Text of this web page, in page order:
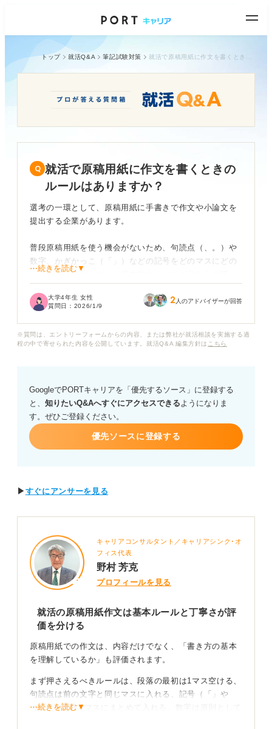
トップ 就活Q&A 筆記試験対策
就活で原稿用紙に作文を書くときの
ルールはありますか？
選考の一環として、原稿用紙に手書きで作文や小論文を
提出する企業があります。
普段原稿用紙を使う機会がないため、句読点（、。）や
数字、かぎかっこ（「」）などの記号をどのマスにどの
ように書けば良いのか、基本的なルールが分からず困っ
前に減点されるのではないかと心配です。
また、文字の読みやすさ以外に、採用担当者が手書き作
文で重視するポイントや、ミスなく印象の良い作文を書
くための具体的なアドバイスも知りたいです。
⋯続きを読む▼
大学4年生 女性
質問日： 2026/1/9 2 人のアドバイザーが回答
※質問は、エントリーフォームからの内容、または弊社が就活相談を実施する過
程の中で寄せられた内容を公開しています。就活Q&A 編集方針は こちら
GoogleでPORTキャリアを「優先するソース」に登録する
と、 知りたいQ&Aへすぐにアクセスできるようになりま
す。ぜひご登録ください。
優先ソースに登録する
▶ すぐにアンサーを見る
キャリアコンサルタント／キャリアシンク･オ
フィス代表
野村 芳克
プロフィールを見る
就活の原稿用紙作文は基本ルールと丁寧さが評
価を分ける
原稿用紙での作文は、内容だけでなく、「書き方の基本
を理解しているか」も評価されます。
まず押さえるべきルールは、段落の最初は1マス空ける、
句読点は前の文字と同じマスに入れる、記号（「」や
（））は基本1マスにまとめて入れる、数字は原則として
⋯続きを読む▼